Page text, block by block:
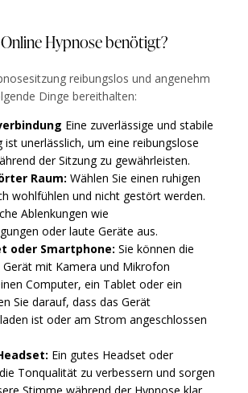
Hypnose benötigt?
reibungslos und angenehm
Dinge bereithalten:
Eine zuverlässige und stabile
ist unerlässlich, um eine reibungslose
der Sitzung zu gewährleisten.
Raum: Wählen Sie einen ruhigen
wohlfühlen und nicht gestört werden.
Ablenkungen wie
oder laute Geräte aus.
oder Smartphone: Sie können die
Gerät mit Kamera und Mikrofon
Computer, ein Tablet oder ein
Sie darauf, dass das Gerät
ist oder am Strom angeschlossen
Ein gutes Headset oder
Tonqualität zu verbessern und sorgen
Stimme während der Hypnose klar